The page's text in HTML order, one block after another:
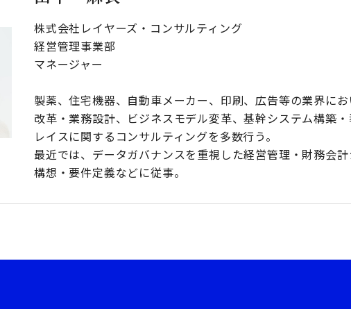
株式会社レイヤーズ・コンサルティング
経営管理事業部
マネージャー
製薬、住宅機器、自動車メーカー、印刷、広告等の業界に
改革・業務設計、ビジネスモデル変革、基幹システム構築
レイスに関するコンサルティングを多数行う。
最近では、データガバナンスを重視した経営管理・財務会
構想・要件定義などに従事。